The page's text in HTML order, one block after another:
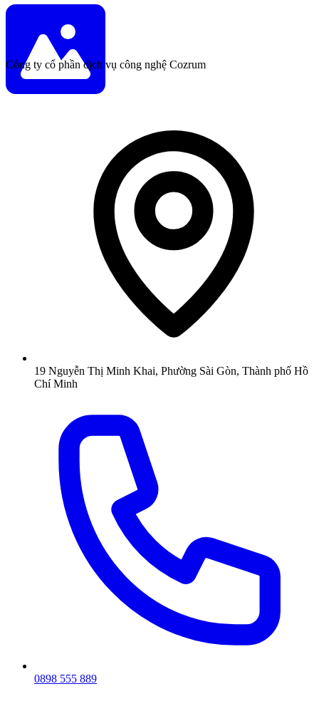
Công ty cổ phần dịch vụ công nghệ Cozrum
19 Nguyễn Thị Minh Khai, Phường Sài Gòn, Thành phố Hồ
Chí Minh
0898 555 889